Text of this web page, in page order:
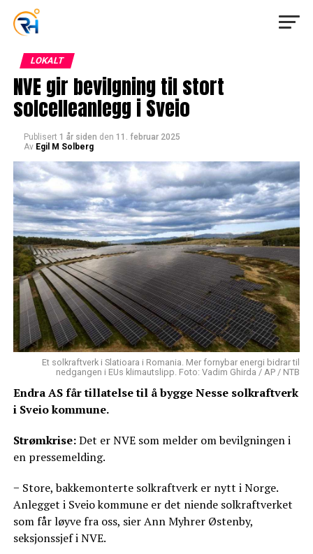
LOKALT
NVE gir bevilgning til stort
solcelleanlegg i Sveio
Publisert 1 år siden den 11. februar 2025
Av Egil M Solberg
Et solkraftverk i Slatioara i Romania. Mer fornybar energi bidrar til
nedgangen i EUs klimautslipp. Foto: Vadim Ghirda / AP / NTB
Endra AS får tillatelse til å bygge Nesse solkraftverk
i Sveio kommune.
Strømkrise:Det er NVE som melder om bevilgningen i
en pressemelding.
− Store, bakkemonterte solkraftverk er nytt i Norge.
Anlegget i Sveio kommune er det niende solkraftverket
som får løyve fra oss, sier Ann Myhrer Østenby,
seksjonssjef i NVE.